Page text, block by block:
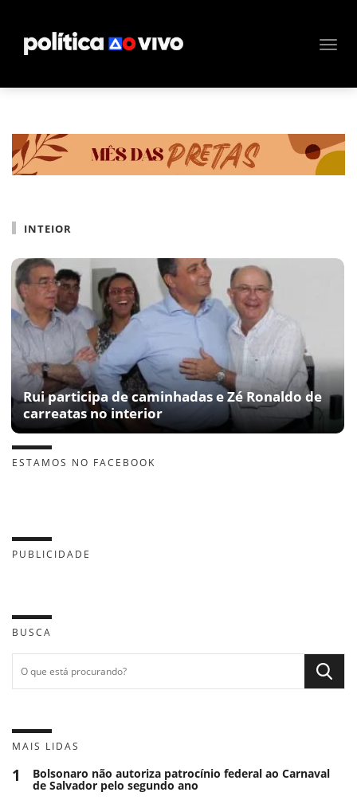
INTEIOR
Rui participa de caminhadas e Zé Ronaldo de
carreatas no interior
ESTAMOS NO FACEBOOK
PUBLICIDADE
BUSCA
MAIS LIDAS
1 Bolsonaro não autoriza patrocínio federal ao Carnaval
de Salvador pelo segundo ano